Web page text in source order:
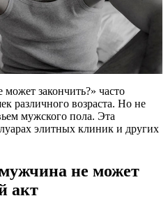
закончить?» часто
различного возраста. Но не
мужского пола. Эта
элитных клиник и других
не может
акт